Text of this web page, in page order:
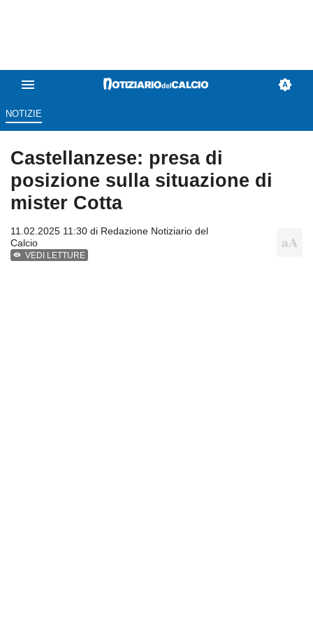
NOTIZIE
Castellanzese: presa di
posizione sulla situazione di
mister Cotta
11.02.2025 11:30 di Redazione Notiziario del
Calcio
VEDI LETTURE